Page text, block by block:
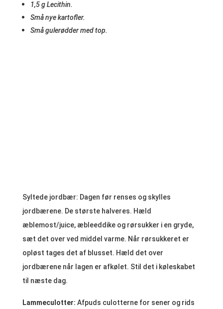
1,5 g Lecithin.
Små nye kartofler.
Små gulerødder med top.
Syltede jordbær: Dagen før renses og skylles
jordbærene. De største halveres. Hæld
æblemost/juice, æbleeddike og rørsukker i en gryde,
sæt det over ved middel varme. Når rørsukkeret er
opløst tages det af blusset. Hæld det over
jordbærene når lagen er afkølet. Stil det i køleskabet
til næste dag.
Lammeculotter: Afpuds culotterne for sener og rids